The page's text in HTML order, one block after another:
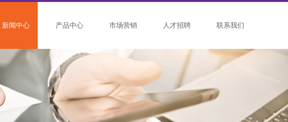
新闻中心 产品中心 市场营销 人才招聘 联系我们